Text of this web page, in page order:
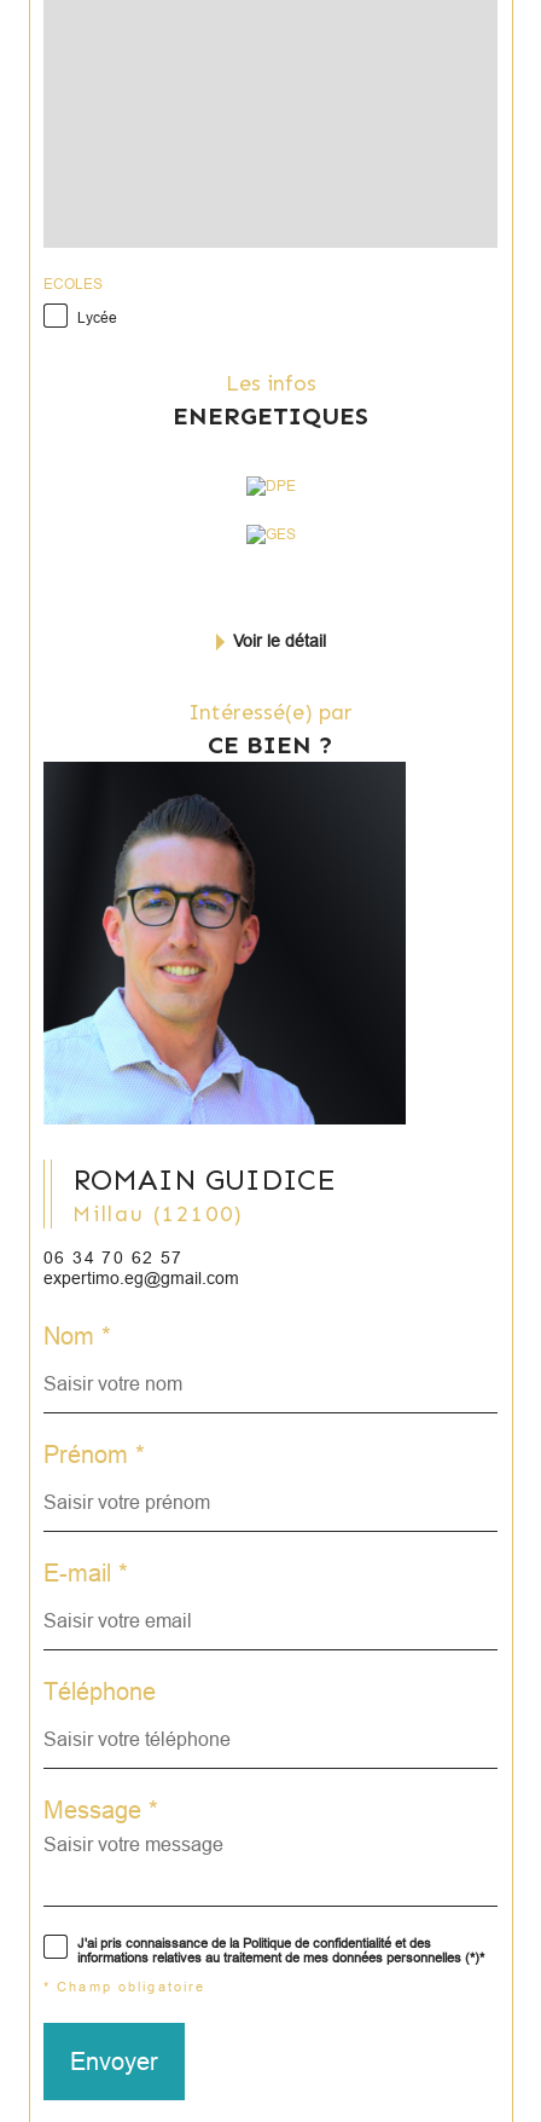
ECOLES
Lycée
Les infos
ENERGETIQUES
Voir le détail
Intéressé(e) par
CE BIEN ?
ROMAIN GUIDICE
Millau (12100)
06 34 70 62 57
expertimo.eg@gmail.com
Nom *
Prénom *
E-mail *
Téléphone
Message *
J'ai pris connaissance de la Politique de confidentialité et des
informations relatives au traitement de mes données personnelles (*)*
* Champ obligatoire
Envoyer